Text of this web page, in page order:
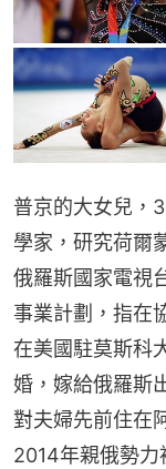
普京的大女兒，
學家，研究荷爾
俄羅斯國家電視
事業計劃，指在
在美國駐莫斯科
婚，嫁給俄羅斯
對夫婦先前住在
2014年親俄勢力